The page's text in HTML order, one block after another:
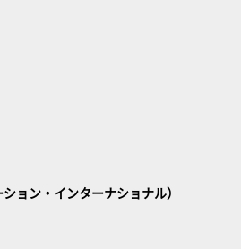
ョン・インターナショナル）